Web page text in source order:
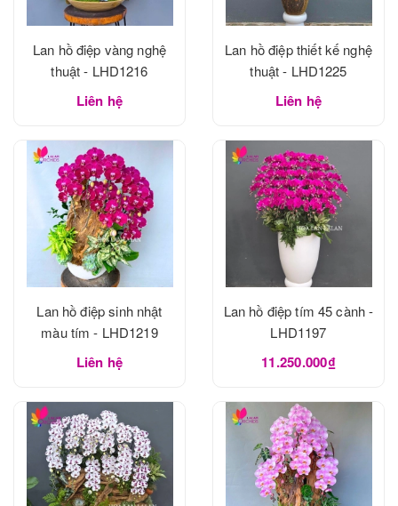
Lan hồ điệp vàng nghệ
thuật - LHD1216
Liên hệ
Lan hồ điệp thiết kế nghệ
thuật - LHD1225
Liên hệ
Lan hồ điệp sinh nhật
màu tím - LHD1219
Liên hệ
Lan hồ điệp tím 45 cành -
LHD1197
11.250.000₫